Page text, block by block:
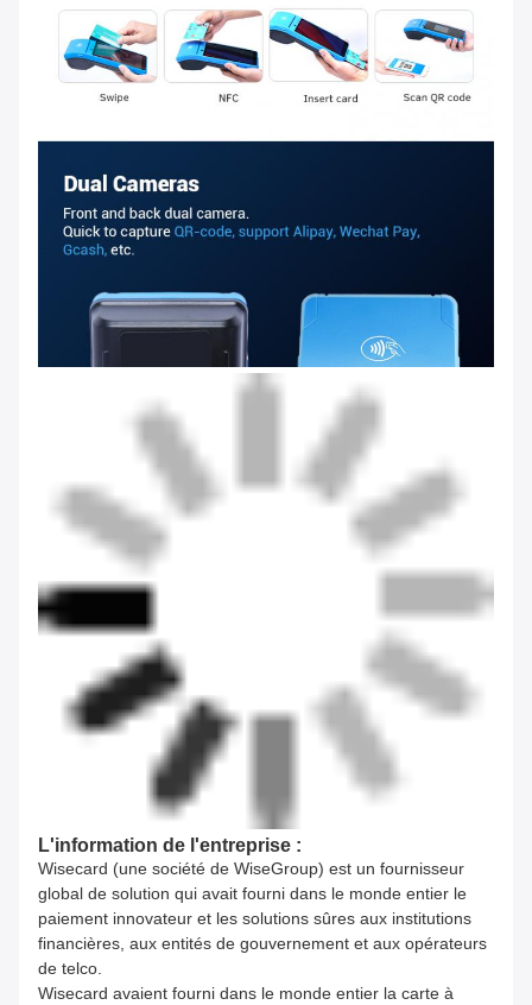
L'information de l'entreprise :
Wisecard (une société de WiseGroup) est un fournisseur
global de solution qui avait fourni dans le monde entier le
paiement innovateur et les solutions sûres aux institutions
financières, aux entités de gouvernement et aux opérateurs
de telco.
Wisecard avaient fourni dans le monde entier la carte à